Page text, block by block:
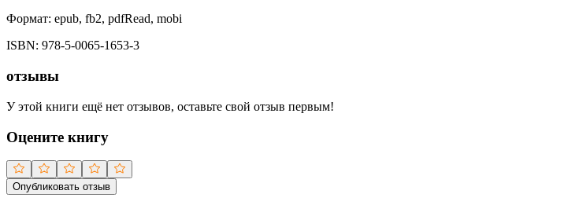
Формат: epub, fb2, pdfRead, mobi
ISBN: 978-5-0065-1653-3
отзывы
У этой книги ещё нет отзывов, оставьте свой отзыв первым!
Оцените книгу
Опубликовать отзыв